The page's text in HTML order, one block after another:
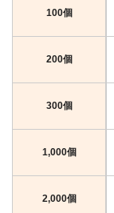
100個
200個
300個
1,000個
2,000個